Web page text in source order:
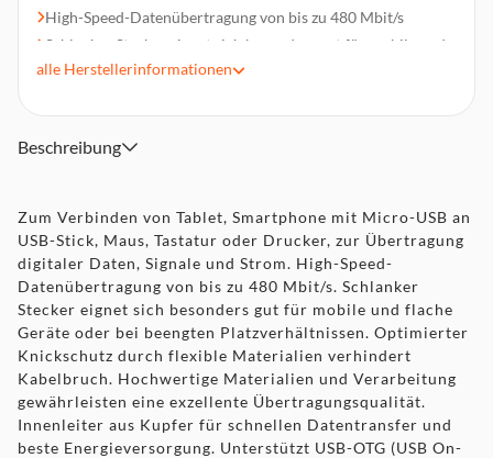
High-Speed-Datenübertragung von bis zu 480 Mbit/s
Schlanker Stecker eignet sich besonders gut für mobile und
flache Geräte oder bei beengten Platzverhältnissen
verhindert Kabelbruch
Hochwertige Materialien und Verarbeitung gewährleisten
beste Energieversorgung
Unterstützt USB-OTG (USB On-The-Go)
alle Herstellerinformationen
Beschreibung
Zum Verbinden von Tablet, Smartphone mit Micro-USB an
USB-Stick, Maus, Tastatur oder Drucker, zur Übertragung
digitaler Daten, Signale und Strom. High-Speed-
Datenübertragung von bis zu 480 Mbit/s. Schlanker
Stecker eignet sich besonders gut für mobile und flache
Geräte oder bei beengten Platzverhältnissen. Optimierter
Knickschutz durch flexible Materialien verhindert
Kabelbruch. Hochwertige Materialien und Verarbeitung
gewährleisten eine exzellente Übertragungsqualität.
Innenleiter aus Kupfer für schnellen Datentransfer und
beste Energieversorgung. Unterstützt USB-OTG (USB On-